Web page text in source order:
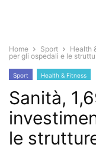
Home Sport Health
per gli ospedali e le
Sport Health & Fitness
Sanità,
le